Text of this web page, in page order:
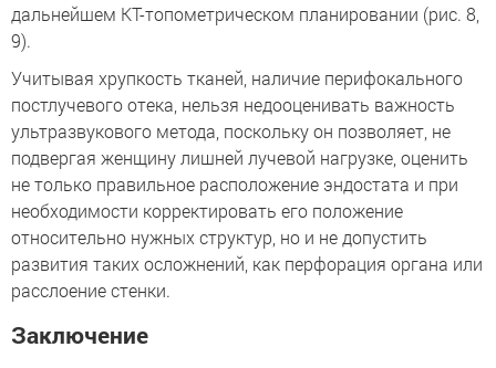
дальнейшем КТ-топометрическом планировании (рис. 8,
9).
Учитывая хрупкость тканей, наличие перифокального
постлучевого отека, нельзя недооценивать важность
ультразвукового метода, поскольку он позволяет, не
подвергая женщину лишней лучевой нагрузке, оценить
не только правильное расположение эндостата и при
необходимости корректировать его положение
относительно нужных структур, но и не допустить
развития таких осложнений, как перфорация органа или
расслоение стенки.
Заключение